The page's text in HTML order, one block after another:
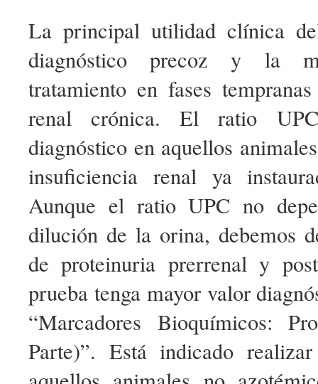
La principal utilidad clínica
diagnóstico precoz y la
tratamiento en fases
renal crónica. El ratio
diagnóstico en aquellos
insuficiencia renal ya
Aunque el ratio UPC no
dilución de la orina, debemos
de proteinuria prerrenal y
prueba tenga mayor valor
“Marcadores Bioquímicos:
Parte)”. Está indicado